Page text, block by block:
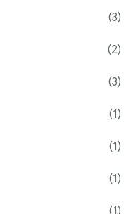
(3)
(2)
(3)
(1)
(1)
(1)
(1)